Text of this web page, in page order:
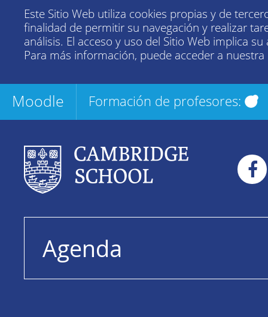
Este Sitio Web utiliza cookies propias y de
finalidad de permitir su navegación y realizar
análisis. El acceso y uso del Sitio Web implica su
Para más información, puede acceder a nuestra
Moodle Formación de profesores:
Agenda